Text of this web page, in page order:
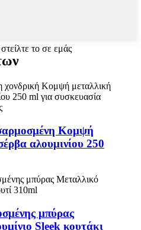
το σε εμάς
Κομψή
αλουμινίου 250
μπύρας
Sleek κουτάκι